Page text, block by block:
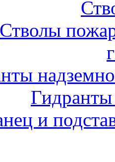
Стволы
и